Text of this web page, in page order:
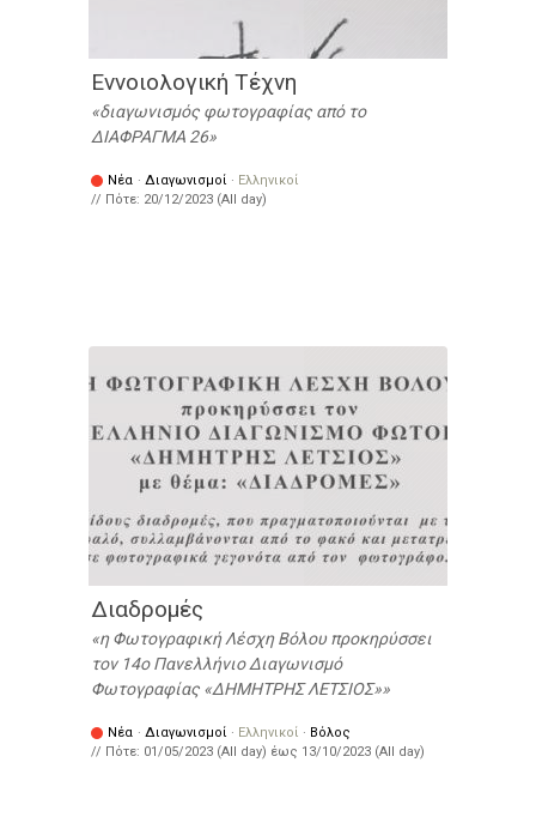
Εννοιολογική Τέχνη
διαγωνισμός φωτογραφίας από το
ΔΙΑΦΡΑΓΜΑ 26
Νέα · Διαγωνισμοί · Ελληνικοί
// Πότε: 20/12/2023 (All day)
Διαδρομές
η Φωτογραφική Λέσχη Βόλου προκηρύσσει
τον 14ο Πανελλήνιο Διαγωνισμό
Φωτογραφίας «ΔΗΜΗΤΡΗΣ ΛΕΤΣΙΟΣ»
Νέα · Διαγωνισμοί · Ελληνικοί · Βόλος
// Πότε: 01/05/2023 (All day) έως 13/10/2023 (All day)